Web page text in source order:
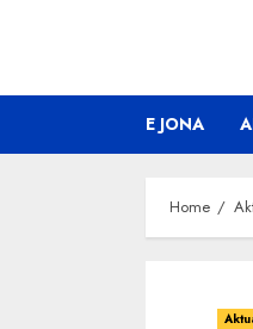
E JONA
Home